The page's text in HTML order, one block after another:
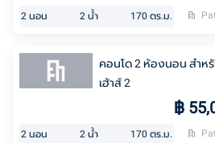
2 นอน 2 น้ำ 170 ตร.ม.
คอนโด 2 ห้องนอน สำหรั
เฮ้าส์ 2
฿
2 นอน 2 น้ำ 170 ตร.ม.